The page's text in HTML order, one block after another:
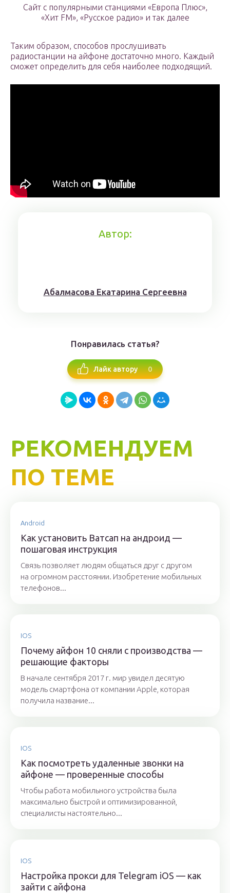
Сайт с популярными станциями «Европа Плюс»,
«Хит FM», «Русское радио» и так далее
Таким образом, способов прослушивать
радиостанции на айфоне достаточно много. Каждый
сможет определить для себя наиболее подходящий.
Автор:
Aбaлмaсoвa Eкaтaринa Ceргeeвнa
Понравилась статья?
Лайк автору 0
РЕКОМЕНДУЕМ
ПО ТЕМЕ
Android
Как установить Ватсап на андроид —
пошаговая инструкция
Связь позволяет людям общаться друг с другом
на огромном расстоянии. Изобретение мобильных
телефонов...
IOS
Почему айфон 10 сняли с производства —
решающие факторы
В начале сентября 2017 г. мир увидел десятую
модель смартфона от компании Apple, которая
получила название...
IOS
Как посмотреть удаленные звонки на
айфоне — проверенные способы
Чтобы работа мобильного устройства была
максимально быстрой и оптимизированной,
специалисты настоятельно...
IOS
Настройка прокси для Telegram iOS — как
зайти с айфона